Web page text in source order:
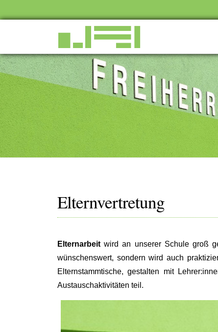
Elternvertretung
Elternarbeit wird an unserer Schule groß
wünschenswert, sondern wird auch
Elternstammtische, gestalten mit
Austauschaktivitäten teil.